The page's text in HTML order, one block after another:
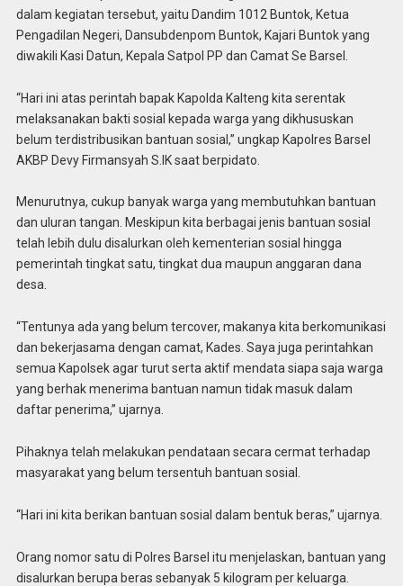
dalam kegiatan tersebut, yaitu Dandim 1012 Buntok, Ketua
Pengadilan Negeri, Dansubdenpom Buntok, Kajari Buntok yang
diwakili Kasi Datun, Kepala Satpol PP dan Camat Se Barsel.
“Hari ini atas perintah bapak Kapolda Kalteng kita serentak
melaksanakan bakti sosial kepada warga yang dikhususkan
belum terdistribusikan bantuan sosial,” ungkap Kapolres Barsel
AKBP Devy Firmansyah S.IK saat berpidato.
Menurutnya, cukup banyak warga yang membutuhkan bantuan
dan uluran tangan. Meskipun kita berbagai jenis bantuan sosial
telah lebih dulu disalurkan oleh kementerian sosial hingga
pemerintah tingkat satu, tingkat dua maupun anggaran dana
desa.
“Tentunya ada yang belum tercover, makanya kita berkomunikasi
dan bekerjasama dengan camat, Kades. Saya juga perintahkan
semua Kapolsek agar turut serta aktif mendata siapa saja warga
yang berhak menerima bantuan namun tidak masuk dalam
daftar penerima,” ujarnya.
Pihaknya telah melakukan pendataan secara cermat terhadap
masyarakat yang belum tersentuh bantuan sosial.
“Hari ini kita berikan bantuan sosial dalam bentuk beras,” ujarnya.
Orang nomor satu di Polres Barsel itu menjelaskan, bantuan yang
disalurkan berupa beras sebanyak 5 kilogram per keluarga.